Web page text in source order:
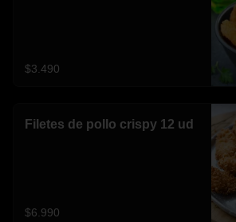
$3.490
Filetes de pollo crispy 12 ud
$6.990